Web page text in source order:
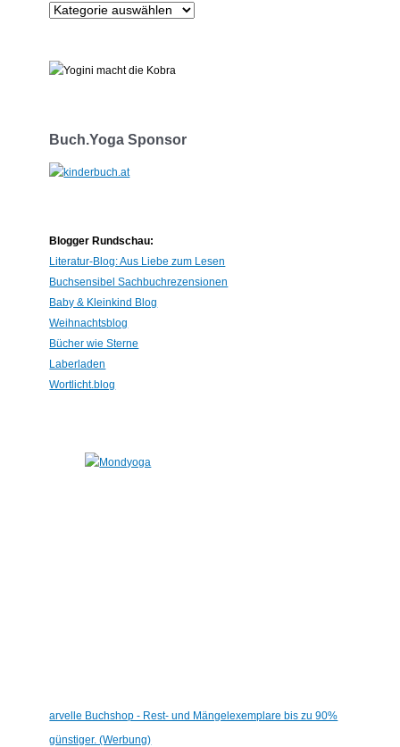
K
e
r
e
Buch.Yoga Sponsor
Blogger Rundschau:
Literatur-Blog: Aus Liebe zum Lesen
Buchsensibel Sachbuchrezensionen
Baby & Kleinkind Blog
Weihnachtsblog
Bücher wie Sterne
Laberladen
Wortlicht.blog
arvelle Buchshop - Rest- und Mängelexemplare bis zu 90%
günstiger. (Werbung)